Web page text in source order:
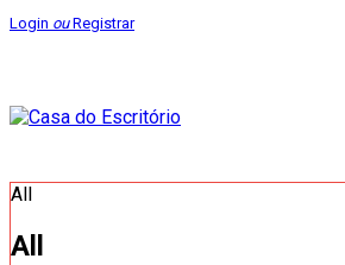
Login ouRegistrar
All
All